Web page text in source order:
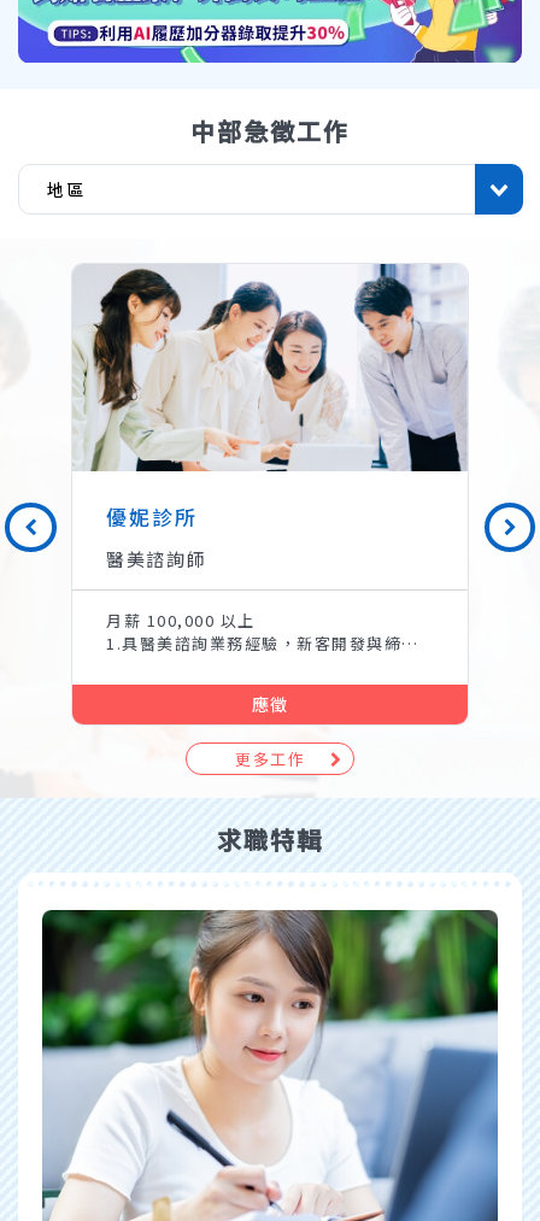
中部急徵工作
優妮診所
醫美諮詢師
月薪 100,000 以上
1.具醫美諮詢業務經驗，新客開發與締結，舊客維繫與再開發，提供專業完善醫美治療計劃。 2. 基礎潔膚、臉部保養技巧、客戶
應徵
更多工作
求職特輯